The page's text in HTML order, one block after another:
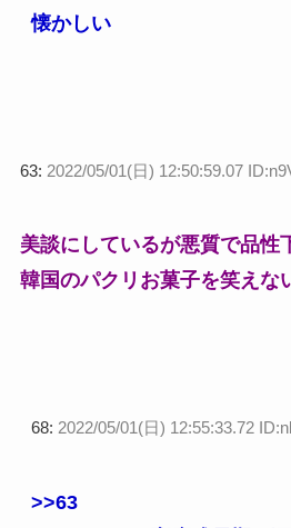
懐かしい
63: 2022/05/01(日) 12:50:59.07
美談にしているが悪質で品性
韓国のパクリお菓子を笑えな
68: 2022/05/01(日) 12:55:33.72
>>63